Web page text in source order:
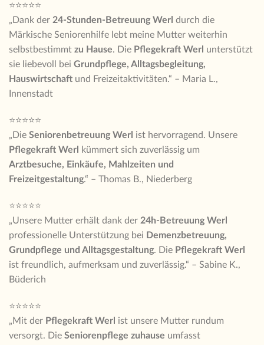
⭐⭐⭐⭐⭐
„Dank der 24-Stunden-Betreuung Werl durch die
Märkische Seniorenhilfe lebt meine Mutter weiterhin
selbstbestimmt zu Hause. Die Pflegekraft Werl unterstützt
sie liebevoll bei Grundpflege, Alltagsbegleitung,
Hauswirtschaft und Freizeitaktivitäten.“ – Maria L.,
Innenstadt
⭐⭐⭐⭐⭐
„Die Seniorenbetreuung Werl ist hervorragend. Unsere
Pflegekraft Werl
kümmert sich zuverlässig um
Arztbesuche, Einkäufe, Mahlzeiten und
Freizeitgestaltung.“ – Thomas B., Niederberg
⭐⭐⭐⭐⭐
„Unsere Mutter erhält dank der 24h-Betreuung Werl
professionelle Unterstützung bei Demenzbetreuung,
Grundpflege und Alltagsgestaltung. Die Pflegekraft Werl
ist freundlich, aufmerksam und zuverlässig.“ – Sabine K.,
Büderich
⭐⭐⭐⭐⭐
„Mit der Pflegekraft Werl ist unsere Mutter rundum
versorgt. Die Seniorenpflege zuhause umfasst